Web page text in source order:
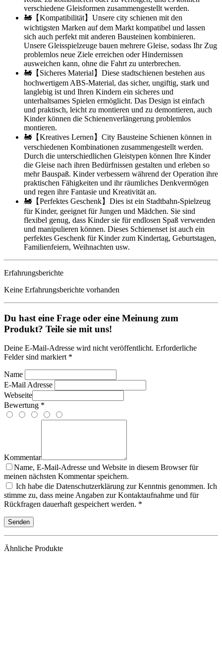
verschiedene Gleisformen zusammengestellt werden.
🚂【Kompatibilität】Unsere city schienen mit den
wichtigsten Marken auf dem Markt kompatibel und lassen
sich auch perfekt mit anderen Bausteinen kombinieren.
Unsere Gleisspielzeuge bauen mehrere Gleise, sodass Ihr Zug
problemlos neue Ziele erreichen oder Hindernissen
ausweichen kann, ohne die Fahrt zu unterbrechen.
🚂【Sicheres Material】Diese stadtschienen bestehen aus
hochwertigem ABS-Material, das sicher, ungiftig, stark und
langlebig ist und Ihren Kindern ein sicheres und
unterhaltsames Spielen ermöglicht. Das Design ist einfach
und praktisch, leicht zu montieren und zu demontieren, auch
Kinder können die Schienenverlängerung problemlos
montieren.
🚂【Kreatives Lernen】City Bausteine Schienen können in
verschiedenen Kombinationen zusammengestellt werden.
Durch die unterschiedlichen Gleistypen können Ihre Kinder
die Gleise nach ihren Bedürfnissen gestalten und erleben so
mehr Bauspaß. Kinder verbessern während der Operation ihre
praktischen Fähigkeiten und ihr räumliches Denkvermögen
und regen ihre Fantasie und Kreativität an.
🚂【Perfektes Geschenk】Dies ist ein Stadtbahn-Spielzeug
für Kinder, geeignet für Jungen und Mädchen. Sie sind
flexibel genug, dass Kinder sie für endlosen Spaß verwenden
und manipulieren können. Dieses Schienenset ist auch ein
perfektes Geschenk für Kinder zum Kindertag, Geburtstagen,
Familienfeiern, Weihnachten usw.
Erfahrungsberichte
Keine Erfahrungsberichte vorhanden
Du hast eine Frage oder eine Meinung zum
Produkt? Teile sie mit uns!
Deine E-Mail-Adresse wird nicht veröffentlicht. Erforderliche
Felder sind markiert *
Name
E-Mail Adresse
Webseite
Bewertung *
Kommentar
Name, E-Mail-Adresse und Website in diesem Browser für
meinen nächsten Kommentar speichern.
Ich habe die Datenschutzerklärung zur Kenntnis genommen. Ich
stimme zu, dass meine Angaben zur Kontaktaufnahme und für
Rückfragen dauerhaft gespeichert werden. *
Ähnliche Produkte